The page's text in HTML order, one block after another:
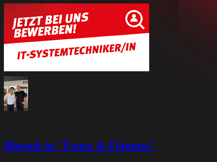
Bbenob in "Feuer & Flamme"